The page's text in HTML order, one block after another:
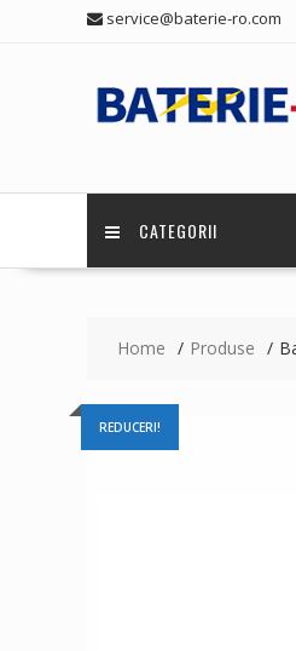
service@baterie-ro.com
CATEGORII
Home Produse
REDUCERI!